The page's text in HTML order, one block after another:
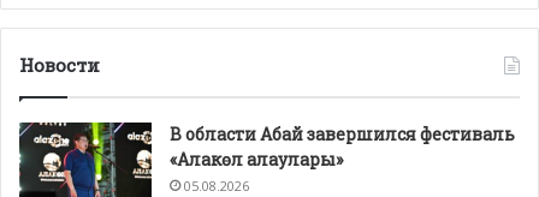
Новости
В области Абай завершился фестиваль
«Алакөл алаулары»
05.08.2026